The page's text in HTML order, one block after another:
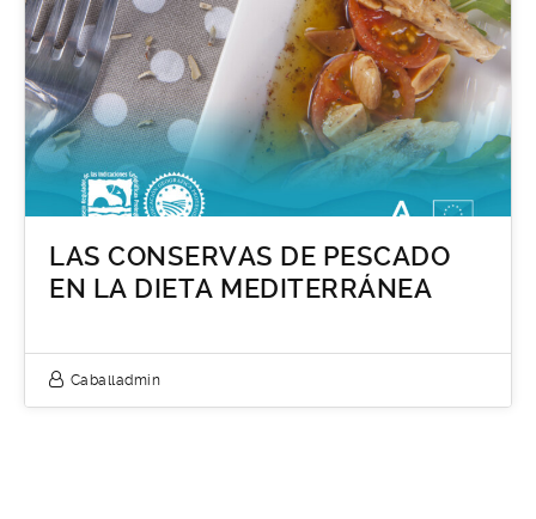
LAS CONSERVAS DE PESCADO
EN LA DIETA MEDITERRÁNEA
Caballadmin